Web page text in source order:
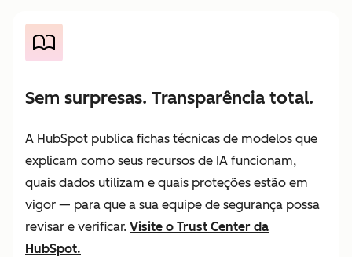
Sem surpresas. Transparência total.
A HubSpot publica fichas técnicas de modelos que
explicam como seus recursos de IA funcionam,
quais dados utilizam e quais proteções estão em
vigor — para que a sua equipe de segurança possa
revisar e verificar. Visite o Trust Center da
HubSpot.